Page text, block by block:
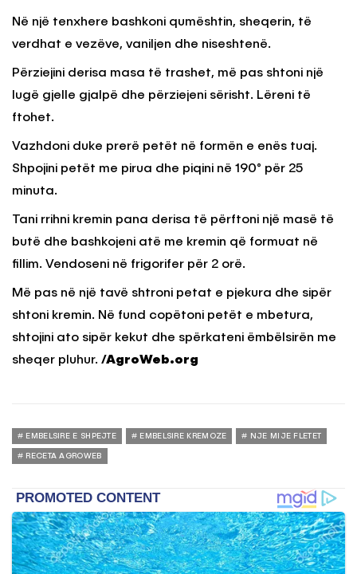
Në një tenxhere bashkoni qumështin, sheqerin, të
verdhat e vezëve, vaniljen dhe niseshtenë.
Përziejini derisa masa të trashet, më pas shtoni një
lugë gjelle gjalpë dhe përziejeni sërisht. Lëreni të
ftohet.
Vazhdoni duke prerë petët në formën e enës tuaj.
Shpojini petët me pirua dhe piqini në 190° për 25
minuta.
Tani rrihni kremin pana derisa të përftoni një masë të
butë dhe bashkojeni atë me kremin që formuat në
fillim. Vendoseni në frigorifer për 2 orë.
Më pas në një tavë shtroni petat e pjekura dhe sipër
shtoni kremin. Në fund copëtoni petët e mbetura,
shtojini ato sipër kekut dhe spërkateni ëmbëlsirën me
sheqer pluhur. /AgroWeb.org
EMBELSIRE E SHPEJTE EMBELSIRE KREMOZE NJE MIJE FLETET
RECETA AGROWEB